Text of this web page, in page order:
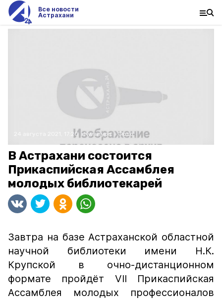
Все новости
Астрахани
24 августа 2021, 17:20 Культура Фото:
В Астрахани состоится
Прикаспийская Ассамблея
молодых библиотекарей
Завтра на базе Астраханской областной
научной библиотеки имени Н.К.
Крупской в очно-дистанционном
формате пройдёт VII Прикаспийская
Ассамблея молодых профессионалов